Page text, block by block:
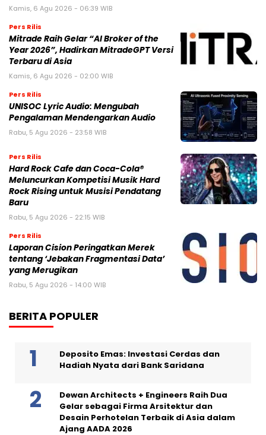
Kamis, 6 Agu 2026 - 06:39 WIB
Pers Rilis
Mitrade Raih Gelar “AI Broker of the
Year 2026”, Hadirkan MitradeGPT Versi
Terbaru di Asia
Kamis, 6 Agu 2026 - 02:00 WIB
Pers Rilis
UNISOC Lyric Audio: Mengubah
Pengalaman Mendengarkan Audio
Rabu, 5 Agu 2026 - 23:58 WIB
Pers Rilis
Hard Rock Cafe dan Coca-Cola®
Meluncurkan Kompetisi Musik Hard
Rock Rising untuk Musisi Pendatang
Baru
Rabu, 5 Agu 2026 - 22:15 WIB
Pers Rilis
Laporan Cision Peringatkan Merek
tentang ‘Jebakan Fragmentasi Data’
yang Merugikan
Rabu, 5 Agu 2026 - 14:00 WIB
BERITA POPULER
Deposito Emas: Investasi Cerdas dan
Hadiah Nyata dari Bank Saridana
Dewan Architects + Engineers Raih Dua
Gelar sebagai Firma Arsitektur dan
Desain Perhotelan Terbaik di Asia dalam
Ajang AADA 2026